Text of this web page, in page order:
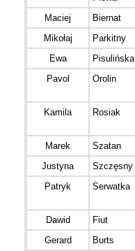
Maciej Biernat
Mikołaj
Parkitny
Ewa
Pisulińska
Pavol
Orolin
Kamila Rosiak
Marek Szatan
Justyna
Szczęsny
Patryk
Serwatka
Dawid Fiut
Gerard
Burts